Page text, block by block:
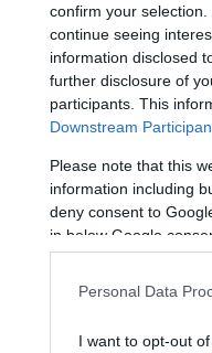
confirm your
continue seeing
information disclosed
further disclosure of
participants. This
Downstream
Please note that this
information including
deny consent to
in below Google
Personal Data
I want to opt-out
Η μεγαλύτερη
από 2 ευρώ τον